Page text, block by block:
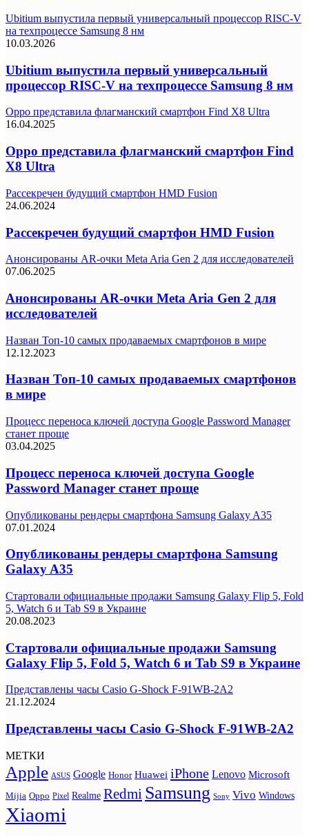
Ubitium выпустила первый универсальный процессор RISC-V
на техпроцессе Samsung 8 нм
10.03.2026
Ubitium выпустила первый универсальный
процессор RISC-V на техпроцессе Samsung 8 нм
Oppo представила флагманский смартфон Find X8 Ultra
16.04.2025
Oppo представила флагманский смартфон Find
X8 Ultra
Рассекречен будущий смартфон HMD Fusion
24.06.2024
Рассекречен будущий смартфон HMD Fusion
Анонсированы AR-очки Meta Aria Gen 2 для исследователей
07.06.2025
Анонсированы AR-очки Meta Aria Gen 2 для
исследователей
Назван Топ-10 самых продаваемых смартфонов в мире
12.12.2023
Назван Топ-10 самых продаваемых смартфонов
в мире
Процесс переноса ключей доступа Google Password Manager
станет проще
03.04.2025
Процесс переноса ключей доступа Google
Password Manager станет проще
Опубликованы рендеры смартфона Samsung Galaxy A35
07.01.2024
Опубликованы рендеры смартфона Samsung
Galaxy A35
Стартовали официальные продажи Samsung Galaxy Flip 5, Fold
5, Watch 6 и Tab S9 в Украине
20.08.2023
Стартовали официальные продажи Samsung
Galaxy Flip 5, Fold 5, Watch 6 и Tab S9 в Украине
Представлены часы Casio G-Shock F-91WB-2A2
21.12.2024
Представлены часы Casio G-Shock F-91WB-2A2
МЕТКИ
Apple ASUS Google Honor Huawei iPhone Lenovo Microsoft
Mijia Oppo Pixel Realme Redmi Samsung Sony Vivo Windows
Xiaomi